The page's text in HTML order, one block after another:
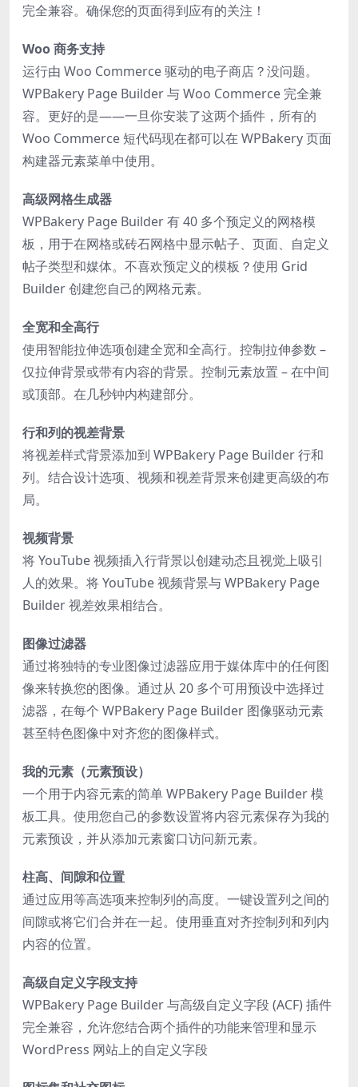
完全兼容。确保您的页面得到应有的关注！
Woo 商务支持
运行由 Woo Commerce 驱动的电子商店？没问题。
WPBakery Page Builder 与 Woo Commerce 完全兼
容。更好的是——一旦你安装了这两个插件，所有的
Woo Commerce 短代码现在都可以在 WPBakery 页面
构建器元素菜单中使用。
高级网格生成器
WPBakery Page Builder 有 40 多个预定义的网格模
板，用于在网格或砖石网格中显示帖子、页面、自定义
帖子类型和媒体。不喜欢预定义的模板？使用 Grid
Builder 创建您自己的网格元素。
全宽和全高行
使用智能拉伸选项创建全宽和全高行。控制拉伸参数 –
仅拉伸背景或带有内容的背景。控制元素放置 – 在中间
或顶部。在几秒钟内构建部分。
行和列的视差背景
将视差样式背景添加到 WPBakery Page Builder 行和
列。结合设计选项、视频和视差背景来创建更高级的布
局。
视频背景
将 YouTube 视频插入行背景以创建动态且视觉上吸引
人的效果。将 YouTube 视频背景与 WPBakery Page
Builder 视差效果相结合。
图像过滤器
通过将独特的专业图像过滤器应用于媒体库中的任何图
像来转换您的图像。通过从 20 多个可用预设中选择过
滤器，在每个 WPBakery Page Builder 图像驱动元素
甚至特色图像中对齐您的图像样式。
我的元素（元素预设）
一个用于内容元素的简单 WPBakery Page Builder 模
板工具。使用您自己的参数设置将内容元素保存为我的
元素预设，并从添加元素窗口访问新元素。
柱高、间隙和位置
通过应用等高选项来控制列的高度。一键设置列之间的
间隙或将它们合并在一起。使用垂直对齐控制列和列内
内容的位置。
高级自定义字段支持
WPBakery Page Builder 与高级自定义字段 (ACF) 插件
完全兼容，允许您结合两个插件的功能来管理和显示
WordPress 网站上的自定义字段